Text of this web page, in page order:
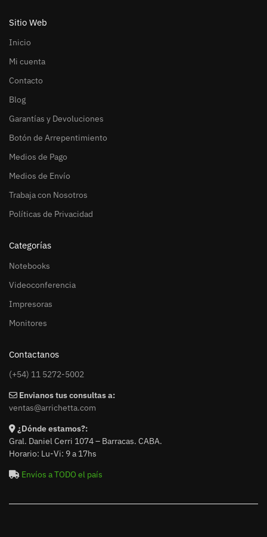
Sitio Web
Inicio
Mi cuenta
Contacto
Blog
Garantías y Devoluciones
Botón de Arrepentimiento
Medios de Pago
Medios de Envío
Trabaja con Nosotros
Políticas de Privacidad
Categorías
Notebooks
Videoconferencia
Impresoras
Monitores
Contactanos
(+54) 11 5272-5002
Envianos tus consultas a:
ventas@arrichetta.com
¿Dónde estamos?:
Gral. Daniel Cerri 1074 – Barracas. CABA.
Horario: Lu-Vi: 9 a 17hs
Envíos a TODO el país